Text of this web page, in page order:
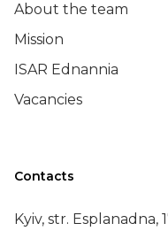
About the team
Mission
ISAR Ednannia
Vacancies
Contacts
Kyiv, str. Esplanadna,